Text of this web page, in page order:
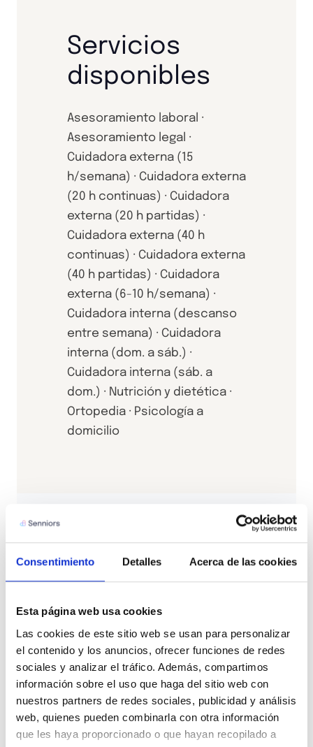
Consentimiento Detalles Acerca de las cookies
Esta página web usa cookies
Las cookies de este sitio web se usan para personalizar
el contenido y los anuncios, ofrecer funciones de redes
sociales y analizar el tráfico. Además, compartimos
información sobre el uso que haga del sitio web con
nuestros partners de redes sociales, publicidad y análisis
web, quienes pueden combinarla con otra información
que les haya proporcionado o que hayan recopilado a
Servicios
disponibles
Asesoramiento laboral ·
Asesoramiento legal ·
Cuidadora externa (15
h/semana) · Cuidadora externa
(20 h continuas) · Cuidadora
externa (20 h partidas) ·
Cuidadora externa (40 h
continuas) · Cuidadora externa
(40 h partidas) · Cuidadora
externa (6-10 h/semana) ·
Cuidadora interna (descanso
entre semana) · Cuidadora
interna (dom. a sáb.) ·
Cuidadora interna (sáb. a
dom.) · Nutrición y dietética ·
Ortopedia · Psicología a
domicilio
CONTACTO
Resuelve tus dudas con